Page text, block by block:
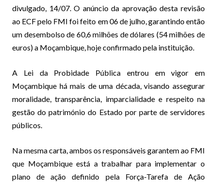
divulgado, 14/07. O anúncio da aprovação desta revisão
ao ECF pelo FMI foi feito em 06 de julho, garantindo então
um desembolso de 60,6 milhões de dólares (54 milhões de
euros) a Moçambique, hoje confirmado pela instituição.
A Lei da Probidade Pública entrou em vigor em
Moçambique há mais de uma década, visando assegurar
moralidade, transparência, imparcialidade e respeito na
gestão do património do Estado por parte de servidores
públicos.
Na mesma carta, ambos os responsáveis garantem ao FMI
que Moçambique está a trabalhar para implementar o
plano de ação definido pela Força-Tarefa de Ação